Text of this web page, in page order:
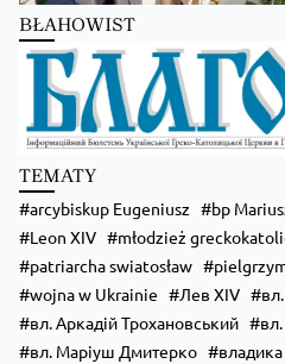
Kościół Greckokatolicki
1 day ago
📅 21–22 серпня
📍 с. Гломча (біля Сянока)
Особливо чекаємо родини, але раді
На вас чекають:
🙏 Божественна Літургія;
📖 духовна наука;
🔥 вечірня ватра;
🧭 велика пригодницька гра;
🧠 інтелектуальна гра;
🤝 ...Zobacz więcej
BŁAHOWIST
TEMATY
arcybiskup Eugeniusz bp
Leon XIV
młodzież
patriarcha swiatosław
wojna w Ukrainie
Лев XIV
вл. Аркадій Трохановський
вл. Маріуш Дмитерко